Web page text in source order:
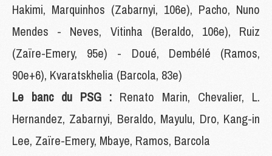
Hakimi, Marquinhos (Zabarnyi, 106e), Pacho, Nuno
Mendes - Neves, Vitinha (Beraldo, 106e), Ruiz
(Zaïre-Emery, 95e) - Doué, Dembélé (Ramos,
90e+6), Kvaratskhelia (Barcola, 83e)
Le banc du PSG : Renato Marin, Chevalier, L.
Hernandez, Zabarnyi, Beraldo, Mayulu, Dro, Kang-in
Lee, Zaïre-Emery, Mbaye, Ramos, Barcola